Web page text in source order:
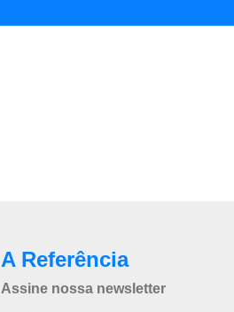
A Referência
Assine nossa newsletter